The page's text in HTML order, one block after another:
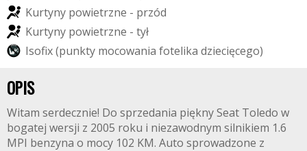
Kurtyny powietrzne - przód
Kurtyny powietrzne - tył
Isofx(punkty mocowania fotelika dziecięcego)
OPIS
Witam serdecznie! Do sprzedania piękny Seat Toledo w
bogatej wersji z 2005 roku i niezawodnym silnikiem 1.6
MPI benzyna o mocy 102 KM. Auto sprowadzone z